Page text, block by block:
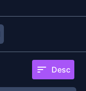
sort Desc